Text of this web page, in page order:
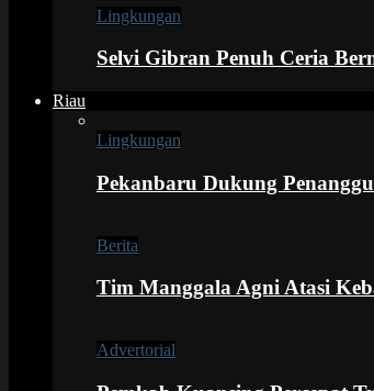
Lingkungan
Selvi Gibran Penuh Ceria
Riau
Lingkungan
Pekanbaru Dukung
Berita
Tim Manggala Agni Atasi
Advertorial